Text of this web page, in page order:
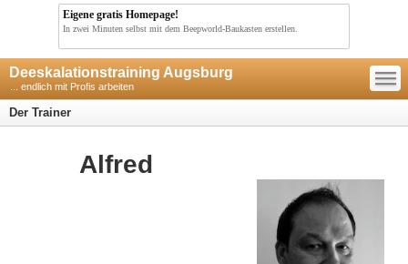
Eigene gratis Homepage!
In zwei Minuten selbst mit dem Beepworld-Baukasten erstellen.
Deeskalationstraining Augsburg
... endlich mit Profis arbeiten
—
—
—
Der Trainer
Alfred